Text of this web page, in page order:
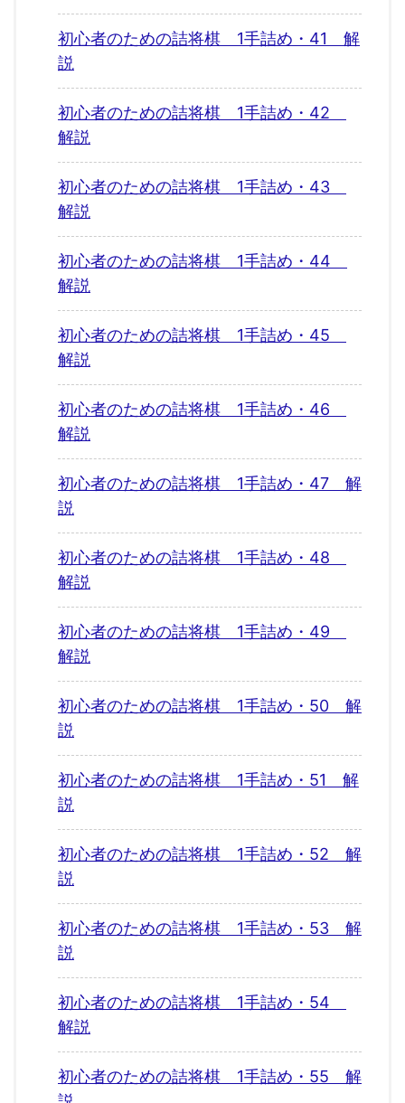
初心者のための詰将棋 1手詰め・41 解
説
初心者のための詰将棋 1手詰め・42
解説
初心者のための詰将棋 1手詰め・43
解説
初心者のための詰将棋 1手詰め・44
解説
初心者のための詰将棋 1手詰め・45
解説
初心者のための詰将棋 1手詰め・46
解説
初心者のための詰将棋 1手詰め・47 解
説
初心者のための詰将棋 1手詰め・48
解説
初心者のための詰将棋 1手詰め・49
解説
初心者のための詰将棋 1手詰め・50 解
説
初心者のための詰将棋 1手詰め・51 解
説
初心者のための詰将棋 1手詰め・52 解
説
初心者のための詰将棋 1手詰め・53 解
説
初心者のための詰将棋 1手詰め・54
解説
初心者のための詰将棋 1手詰め・55 解